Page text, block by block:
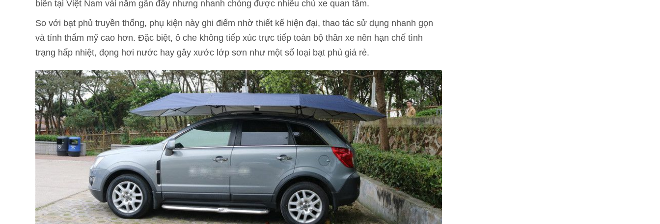
biến tại Việt Nam vài năm gần đây nhưng nhanh chóng được nhiều chủ xe quan tâm.
So với bạt phủ truyền thống, phụ kiện này ghi điểm nhờ thiết kế hiện đại, thao tác sử dụng nhanh gọn
và tính thẩm mỹ cao hơn. Đặc biệt, ô che không tiếp xúc trực tiếp toàn bộ thân xe nên hạn chế tình
trạng hấp nhiệt, đọng hơi nước hay gây xước lớp sơn như một số loại bạt phủ giá rẻ.